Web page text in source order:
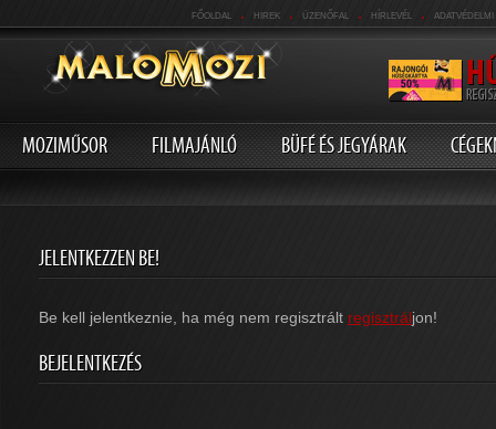
FŐOLDAL . HIREK . ÜZENŐFAL . HÍRLEVÉL . ADATVÉDELMI
MOZIMŰSOR FILMAJÁNLÓ BÜFÉ ÉS JEGYÁRAK
JELENTKEZZEN BE!
Be kell jelentkeznie, ha még nem regisztrált regisztráljon!
BEJELENTKEZÉS